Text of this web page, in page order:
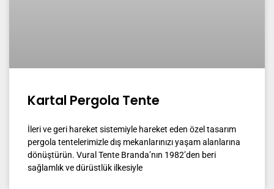
Kartal Pergola Tente
İleri ve geri hareket sistemiyle hareket eden özel tasarım
pergola tentelerimizle dış mekanlarınızı yaşam alanlarına
dönüştürün. Vural Tente Branda’nın 1982’den beri
sağlamlık ve dürüstlük ilkesiyle